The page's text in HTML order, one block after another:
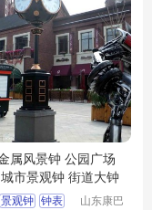
属风景钟 公园广场
市景观钟 街道大钟
景观钟 钟表
山东康巴